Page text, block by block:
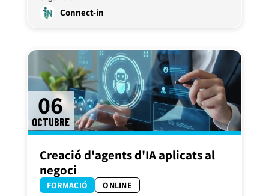
Connect-in
06
OCTUBRE
Creació d'agents d'IA aplicats al
negoci
FORMACIÓ ONLINE